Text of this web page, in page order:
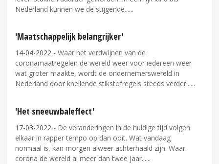
Nederland kunnen we de stijgende...
'Maatschappelijk belangrijker'
14-04-2022 - Waar het verdwijnen van de
coronamaatregelen de wereld weer voor iedereen weer
wat groter maakte, wordt de ondernemerswereld in
Nederland door knellende stikstofregels steeds verder...
'Het sneeuwbaleffect'
17-03-2022 - De veranderingen in de huidige tijd volgen
elkaar in rapper tempo op dan ooit. Wat vandaag
normaal is, kan morgen alweer achterhaald zijn. Waar
corona de wereld al meer dan twee jaar...